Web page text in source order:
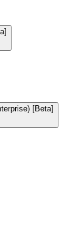
[Beta]